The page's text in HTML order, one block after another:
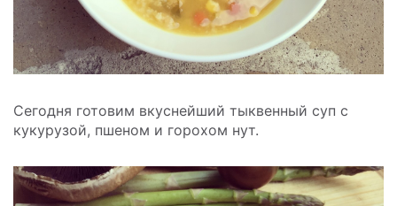
Сегодня готовим вкуснейший тыквенный суп с
кукурузой, пшеном и горохом нут.